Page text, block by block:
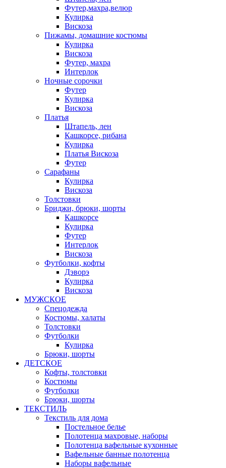
Футер,махра,велюр
Кулирка
Вискоза
Пижамы, домашние костюмы
Кулирка
Вискоза
Футер, махра
Интерлок
Ночные сорочки
Футер
Кулирка
Вискоза
Платья
Штапель, лен
Кашкорсе, рибана
Кулирка
Платья Вискоза
Футер
Сарафаны
Кулирка
Вискоза
Толстовки
Бриджи, брюки, шорты
Кашкорсе
Кулирка
Футер
Интерлок
Вискоза
Футболки, кофты
Дэворэ
Кулирка
Вискоза
МУЖСКОЕ
Спецодежда
Костюмы, халаты
Толстовки
Футболки
Кулирка
Брюки, шорты
ДЕТСКОЕ
Кофты, толстовки
Костюмы
Футболки
Брюки, шорты
ТЕКСТИЛЬ
Текстиль для дома
Постельное белье
Полотенца махровые, наборы
Полотенца вафельные кухонные
Вафельные банные полотенца
Наборы вафельные